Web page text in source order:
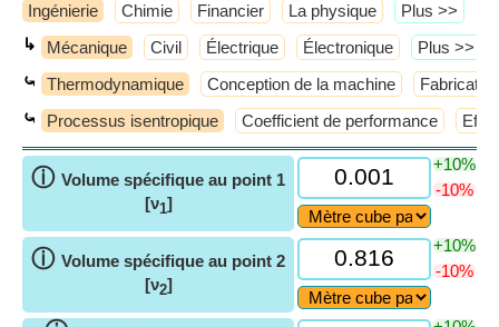
Ingénierie Chimie Financier La physique ​Plus >>
↳ Mécanique Civil Électrique Électronique ​Plus >>
⤿ Thermodynamique Conception de la machine Fabrication
⤿ Processus isentropique Coefficient de performance
ⓘ Volume spécifique au point 1
[ν1]
+10%
-10%
ⓘ Volume spécifique au point 2
[ν2]
+10%
-10%